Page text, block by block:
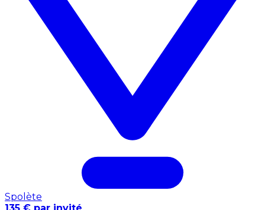
Spolète
135 € par invité